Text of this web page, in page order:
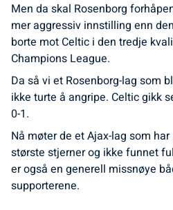
Men da skal Rosenborg
mer aggressiv innstilling enn
borte mot Celtic i den tredje
Champions League.
Da så vi et Rosenborg-lag som
ikke turte å angripe. Celtic gikk
0-1.
Nå møter de et Ajax-lag som
største stjerner og ikke funnet
er også en generell missnøye
supporterene.